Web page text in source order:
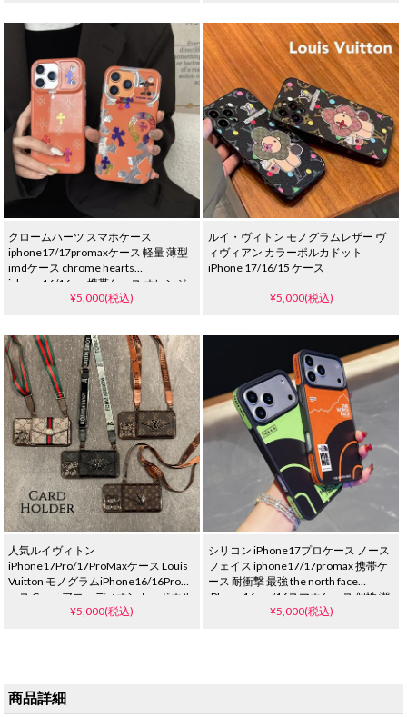
クロームハーツ スマホケース
iphone17/17promaxケース 軽量 薄型
imdケース chrome hearts
iphone16/16pro携帯ケース オレンジ
男女兼用 潮流 ブランド
¥5,000(税込)
ルイ・ヴィトン モノグラムレザー ヴ
ィヴィアン カラーポルカドット
iPhone 17/16/15 ケース
¥5,000(税込)
人気ルイヴィトン
iPhone17Pro/17ProMaxケース Louis
Vuitton モノグラムiPhone16/16Proケ
ース Gucci アコーディオンカードホル
ダー iPhone15/15ProMaxケース グッ
¥5,000(税込)
シリコン iPhone17プロケース ノース
フェイス iphone17/17promax 携帯ケ
ース 耐衝撃 最強 the north face
iPhone16pro/16スマホケース 個性 潮
流 メンズ アウトドアブランド
¥5,000(税込)
商品詳細